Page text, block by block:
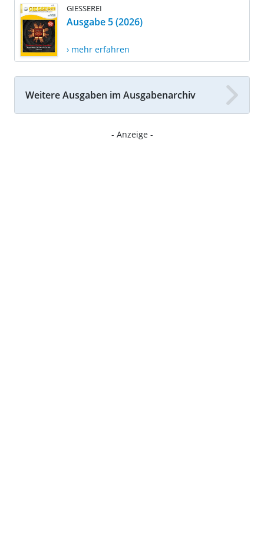
GIESSEREI
Ausgabe 5 (2026)
› mehr erfahren
Weitere Ausgaben im Ausgabenarchiv
- Anzeige -